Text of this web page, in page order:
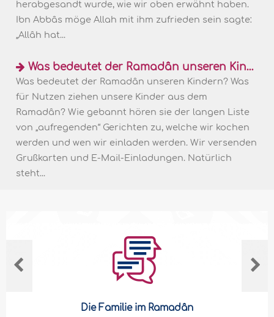
herabgesandt wurde, wie wir oben erwähnt haben.
Ibn Abbâs möge Allah mit ihm zufrieden sein sagte:
„Allâh hat...
Was bedeutet der Ramadân unseren Kindern?
Was bedeutet der Ramadân unseren Kindern? Was
für Nutzen ziehen unsere Kinder aus dem
Ramadân? Wie gebannt hören sie der langen Liste
von „aufregenden“ Gerichten zu, welche wir kochen
werden und wen wir einladen werden. Wir versenden
Grußkarten und E-Mail-Einladungen. Natürlich
steht...
Die Familie im Ramadân